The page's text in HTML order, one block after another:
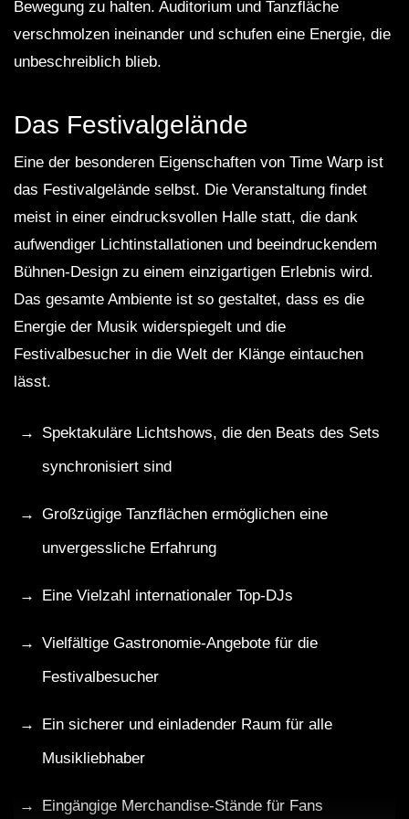
Bewegung zu halten. Auditorium und Tanzfläche
verschmolzen ineinander und schufen eine Energie, die
unbeschreiblich blieb.
Das Festivalgelände
Eine der besonderen Eigenschaften von Time Warp ist
das Festivalgelände selbst. Die Veranstaltung findet
meist in einer eindrucksvollen Halle statt, die dank
aufwendiger Lichtinstallationen und beeindruckendem
Bühnen-Design zu einem einzigartigen Erlebnis wird.
Das gesamte Ambiente ist so gestaltet, dass es die
Energie der Musik widerspiegelt und die
Festivalbesucher in die Welt der Klänge eintauchen
lässt.
Spektakuläre Lichtshows, die den Beats des Sets
synchronisiert sind
Großzügige Tanzflächen ermöglichen eine
unvergessliche Erfahrung
Eine Vielzahl internationaler Top-DJs
Vielfältige Gastronomie-Angebote für die
Festivalbesucher
Ein sicherer und einladender Raum für alle
Musikliebhaber
Eingängige Merchandise-Stände für Fans